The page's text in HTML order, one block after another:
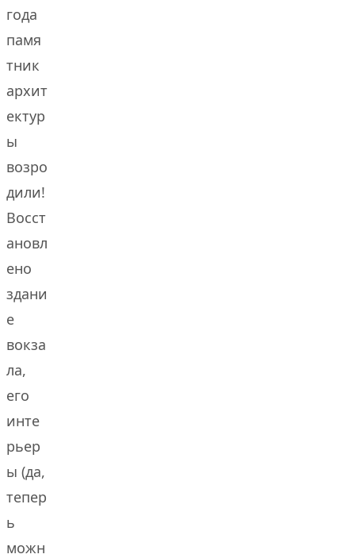
года
памя
тник
архит
ектур
ы
возро
дили!
Восст
ановл
ено
здани
е
вокза
ла,
его
инте
рьер
ы (да,
тепер
ь
можн